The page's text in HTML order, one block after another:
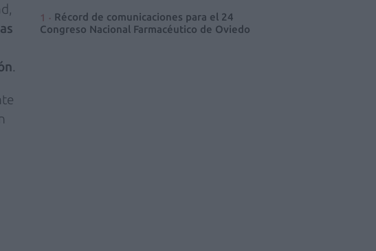
.
Récord de comunicaciones para el 24
Congreso Nacional Farmacéutico de Oviedo